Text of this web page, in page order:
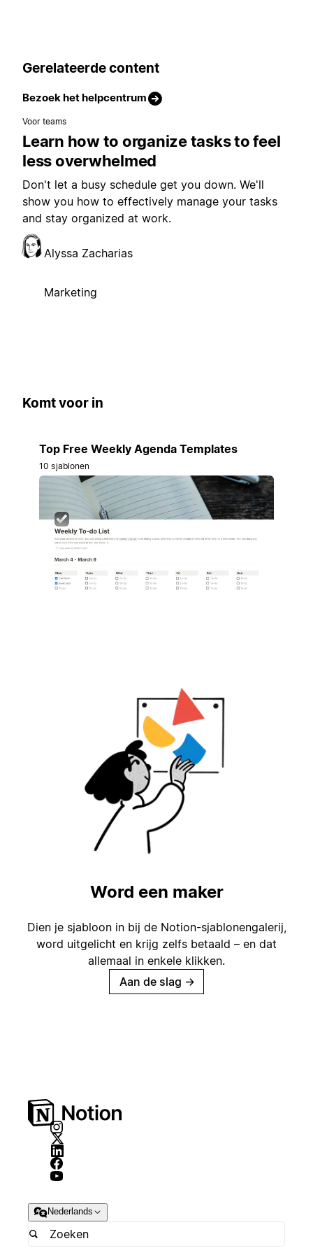
Gerelateerde content
Bezoek het helpcentrum
Voor teams
Learn how to organize tasks to feel
less overwhelmed
Don't let a busy schedule get you down. We'll
show you how to effectively manage your tasks
and stay organized at work.
Alyssa Zacharias
Marketing
Komt voor in
Top Free Weekly Agenda Templates
10 sjablonen
Word een maker
Dien je sjabloon in bij de Notion-sjablonengalerij,
word uitgelicht en krijg zelfs betaald – en dat
allemaal in enkele klikken.
Aan de slag →
Nederlands